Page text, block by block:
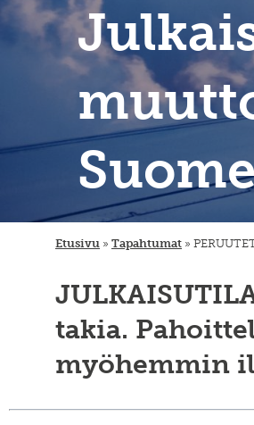
Etusivu » Tapahtumat »
takia.
myöhemmin